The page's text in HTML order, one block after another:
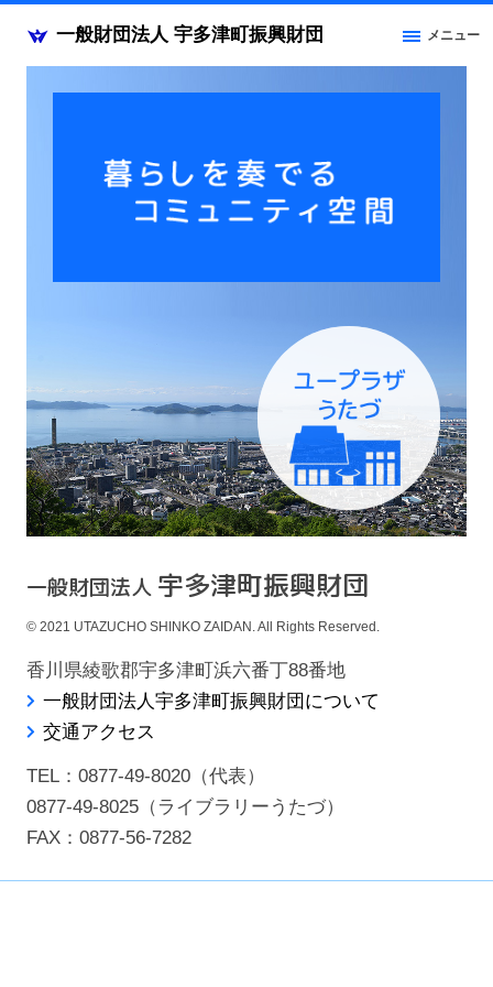
一般財団法人 宇多津町振興財団 メニュー
一般財団法人 宇多津町振興財団
© 2021 UTAZUCHO SHINKO ZAIDAN. All Rights Reserved.
香川県綾歌郡宇多津町浜六番丁88番地
一般財団法人宇多津町振興財団について
交通アクセス
TEL： 0877-49-8020（代表）
0877-49-8025（ライブラリーうたづ）
FAX：0877-56-7282